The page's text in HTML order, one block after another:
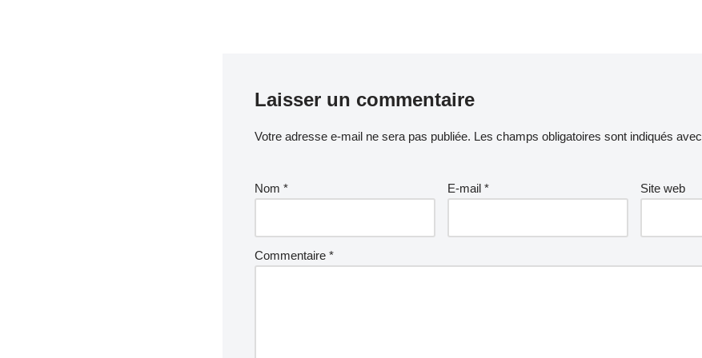
Laisser un commentaire
Votre adresse e-mail ne sera pas publiée. Les champs obligatoires sont indiqués avec
Nom * E-mail * Site web
Commentaire *